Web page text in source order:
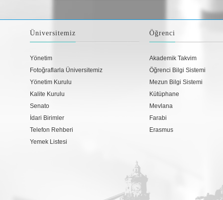
Üniversitemiz
Yönetim
Fotoğraflarla Üniversitemiz
Yönetim Kurulu
Kalite Kurulu
Senato
İdari Birimler
Telefon Rehberi
Yemek Listesi
Öğrenci
Akademik Takvim
Öğrenci Bilgi Sistemi
Mezun Bilgi Sistemi
Kütüphane
Mevlana
Farabi
Erasmus